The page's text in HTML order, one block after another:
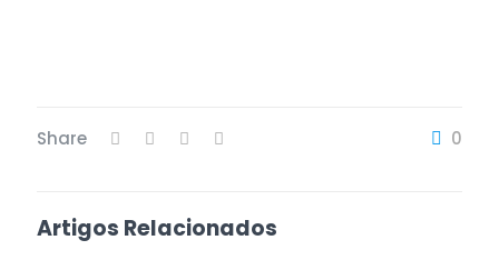
Share 0
Artigos Relacionados